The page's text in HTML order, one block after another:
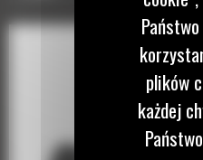
Hydrauliczne złącze osprzętu
Hydrauliczne złącze
plików
każdej